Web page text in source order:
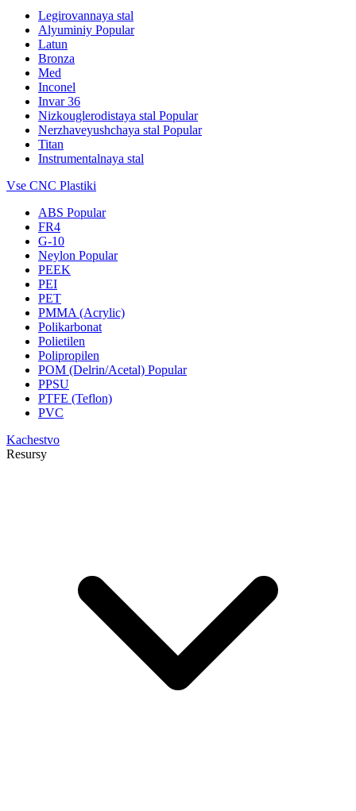
Legirovannaya stal
Alyuminiy Popular
Latun
Bronza
Med
Inconel
Invar 36
Nizkouglerodistaya stal Popular
Nerzhaveyushchaya stal Popular
Titan
Instrumentalnaya stal
Vse CNC Plastiki
ABS Popular
FR4
G-10
Neylon Popular
PEEK
PEI
PET
PMMA (Acrylic)
Polikarbonat
Polietilen
Polipropilen
POM (Delrin/Acetal) Popular
PPSU
PTFE (Teflon)
PVC
Kachestvo
Resursy